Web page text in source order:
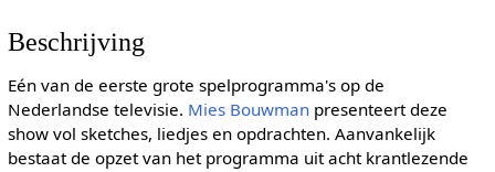
Beschrijving
Eén van de eerste grote spelprogramma's op de
Nederlandse televisie. Mies Bouwmanpresenteert deze
show vol sketches, liedjes en opdrachten. Aanvankelijk
bestaat de opzet van het programma uit acht krantlezende